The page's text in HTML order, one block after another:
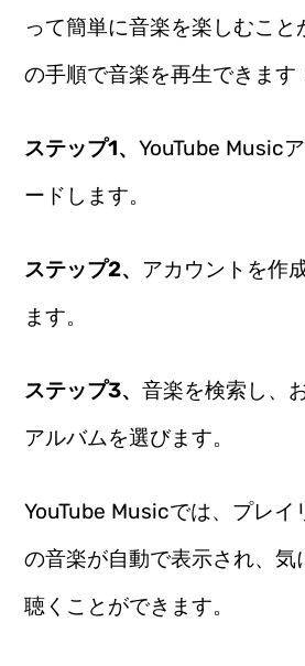
って簡単に音楽を楽しむこ
の手順で音楽を再生できます
ステップ1、YouTube Music
ードします。
ステップ2、 アカウントを作
ます。
ステップ3、音楽を検索し、
アルバムを選びます。
YouTube Musicでは、プレイ
の音楽が自動で表示され、気
聴くことができます。